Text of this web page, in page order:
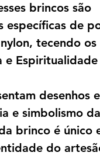
brincos são
específicas de
tecendo os
e
desenhos
e simbolismo
brinco é único
do